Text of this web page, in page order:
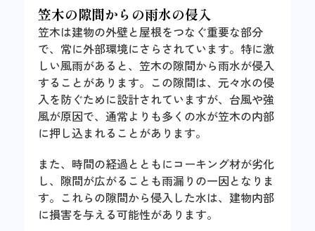
笠木の隙間からの雨水の侵入
笠木は建物の外壁と屋根をつなぐ重要な部分
で、常に外部環境にさらされています。特に激
しい風雨があると、笠木の隙間から雨水が侵入
することがあります。この隙間は、元々水の侵
入を防ぐために設計されていますが、台風や強
風が原因で、通常よりも多くの水が笠木の内部
に押し込まれることがあります。
また、時間の経過とともにコーキング材が劣化
し、隙間が広がることも雨漏りの一因となりま
す。これらの隙間から侵入した水は、建物内部
に損害を与える可能性があります。